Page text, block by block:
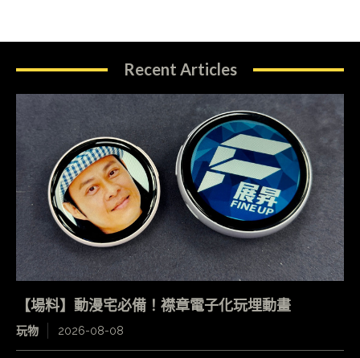
Recent Articles
【場料】動漫宅必備！襟章電子化玩埋動畫
玩物 2026-08-08